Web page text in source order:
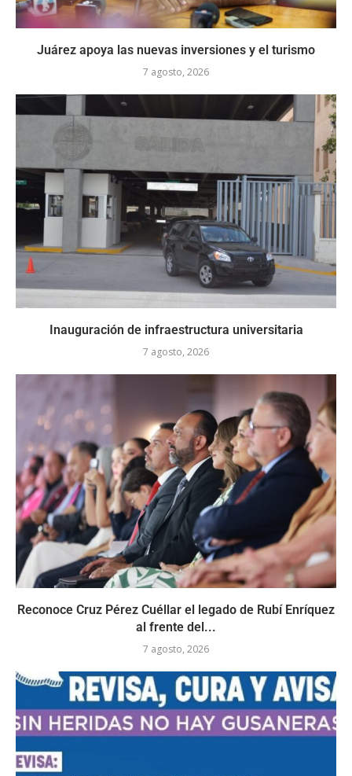
Juárez apoya las nuevas inversiones y el turismo
7 agosto, 2026
Inauguración de infraestructura universitaria
7 agosto, 2026
Reconoce Cruz Pérez Cuéllar el legado de Rubí Enríquez
al frente del...
7 agosto, 2026